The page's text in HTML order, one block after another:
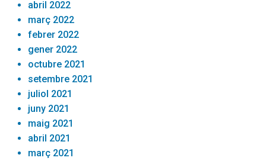
abril 2022
març 2022
febrer 2022
gener 2022
octubre 2021
setembre 2021
juliol 2021
juny 2021
maig 2021
abril 2021
març 2021